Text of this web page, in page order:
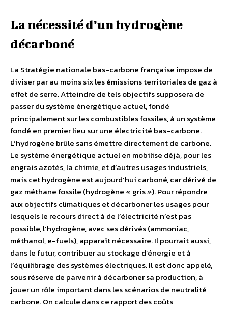
La nécessité d’un hydrogène
décarboné
La Stratégie nationale bas-carbone française impose de
diviser par au moins six les émissions territoriales de gaz à
effet de serre. Atteindre de tels objectifs supposera de
passer du système énergétique actuel, fondé
principalement sur les combustibles fossiles, à un système
fondé en premier lieu sur une électricité bas-carbone.
L’hydrogène brûle sans émettre directement de carbone.
Le système énergétique actuel en mobilise déjà, pour les
engrais azotés, la chimie, et d’autres usages industriels,
mais cet hydrogène est aujourd’hui carboné, car dérivé de
gaz méthane fossile (hydrogène « gris »). Pour répondre
aux objectifs climatiques et décarboner les usages pour
lesquels le recours direct à de l’électricité n’est pas
possible, l’hydrogène, avec ses dérivés (ammoniac,
méthanol, e-fuels), apparaît nécessaire. Il pourrait aussi,
dans le futur, contribuer au stockage d’énergie et à
l’équilibrage des systèmes électriques. Il est donc appelé,
sous réserve de parvenir à décarboner sa production, à
jouer un rôle important dans les scénarios de neutralité
carbone. On calcule dans ce rapport des coûts